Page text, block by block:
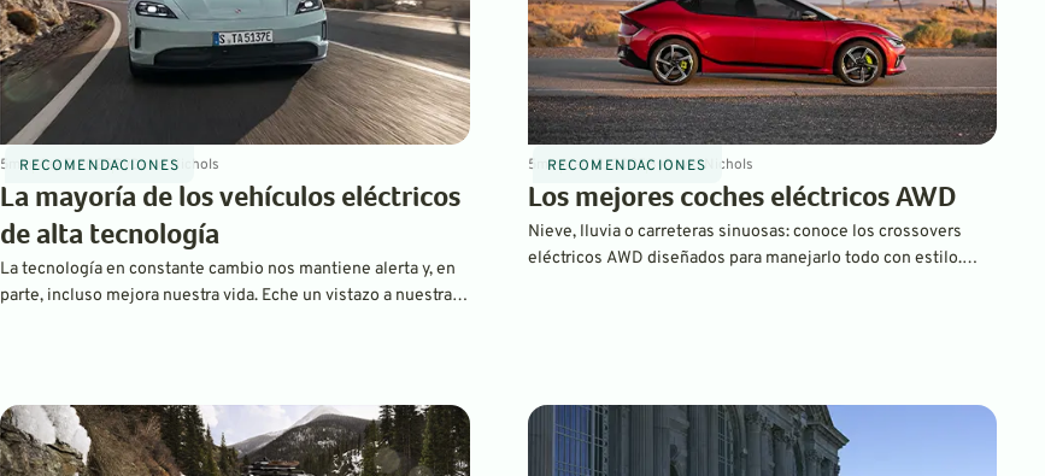
RECOMENDACIONES
5 minMay 7, 2025ByDavid Nichols
La mayoría de los vehículos eléctricos
de alta tecnología
La tecnología en constante cambio nos mantiene alerta y, en
parte, incluso mejora nuestra vida. Eche un vistazo a nuestra
RECOMENDACIONES
5 minMar 12, 2025ByDavid Nichols
Los mejores coches eléctricos AWD
Nieve, lluvia o carreteras sinuosas: conoce los crossovers
eléctricos AWD diseñados para manejarlo todo con estilo.